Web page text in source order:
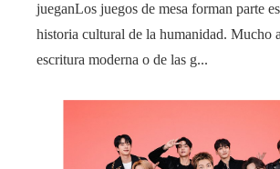
jueganLos juegos de mesa forman parte
historia cultural de la humanidad. Mucho
escritura moderna o de las g...